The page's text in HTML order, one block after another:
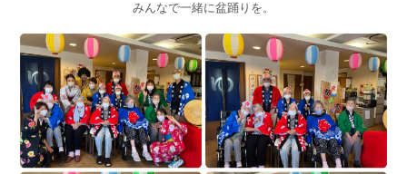
みんなで一緒に盆踊りを。